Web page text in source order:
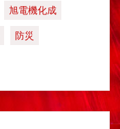
旭電機化成
防災